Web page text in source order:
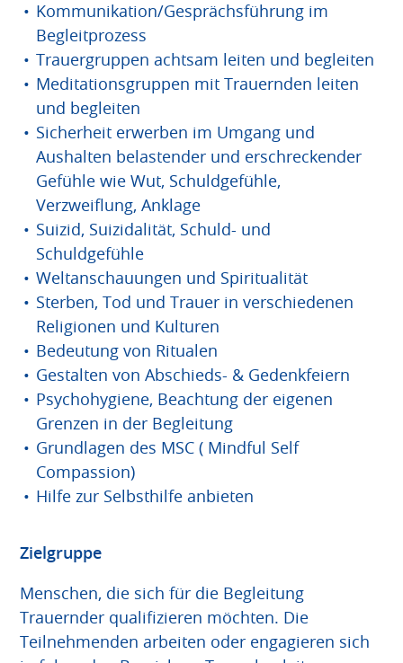
Kommunikation/Gesprächsführung im
Begleitprozess
Trauergruppen achtsam leiten und begleiten
Meditationsgruppen mit Trauernden leiten
und begleiten
Sicherheit erwerben im Umgang und
Aushalten belastender und erschreckender
Gefühle wie Wut, Schuldgefühle,
Verzweiflung, Anklage
Suizid, Suizidalität, Schuld- und
Schuldgefühle
Weltanschauungen und Spiritualität
Sterben, Tod und Trauer in verschiedenen
Religionen und Kulturen
Bedeutung von Ritualen
Gestalten von Abschieds- & Gedenkfeiern
Psychohygiene, Beachtung der eigenen
Grenzen in der Begleitung
Grundlagen des MSC ( Mindful Self
Compassion)
Hilfe zur Selbsthilfe anbieten
Zielgruppe
Menschen, die sich für die Begleitung
Trauernder qualifizieren möchten. Die
Teilnehmenden arbeiten oder engagieren sich